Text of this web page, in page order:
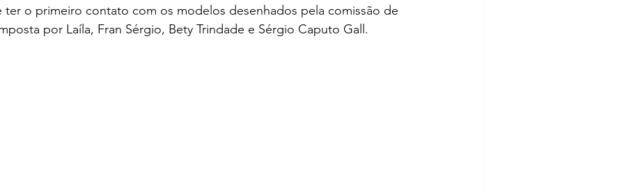
ter o primeiro contato com os modelos desenhados pela comissão de
por Laíla, Fran Sérgio, Bety Trindade e Sérgio Caputo Gall.